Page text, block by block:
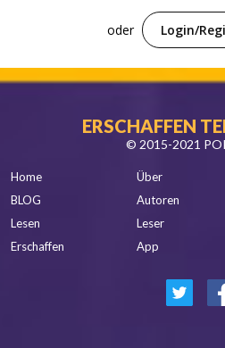
oder Login/
ERSCHAFFEN
© 2015-2021
Home
BLOG
Lesen
Erschaffen
Über
Autoren
Leser
App